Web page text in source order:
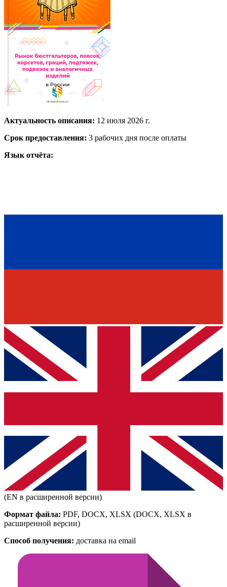
Актуальность описания: 12 июля 2026 г.
Срок предоставления: 3 рабочих дня после оплаты
Язык отчёта:
(EN в расширенной версии)
Формат файла: PDF, DOCX, XLSX (DOCX, XLSX в
расширенной версии)
Способ получения: доставка на email